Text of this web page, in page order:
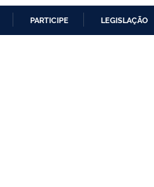
PARTICIPE LEGISLAÇÃO